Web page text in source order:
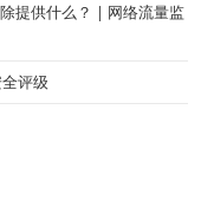
提供什么？ | 网络流量监
评级